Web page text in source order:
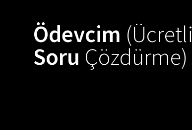
Ödevcim (Ücretli
Soru Çözdürme)